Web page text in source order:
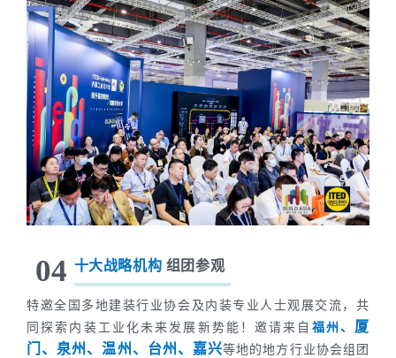
04 十大战略机构 组团参观
特邀全国多地建装行业协会及内装专业人士观展交流，共
同探索内装工业化未来发展新势能！邀请来自 福州、 厦
门、泉州、温州、台州、嘉兴等地的地方行业协会组团